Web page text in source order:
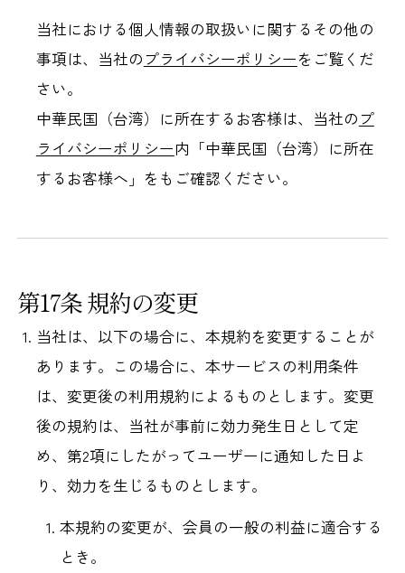
当社における個人情報の取扱いに関するその他の
事項は、当社の プライバシーポリシーをご覧くだ
さい。
中華民国（台湾）に所在するお客様は、当社の プ
ライバシーポリシー内「中華民国（台湾）に所在
するお客様へ」をもご確認ください。
第17条 規約の変更
当社は、以下の場合に、本規約を変更することが
あります。この場合に、本サービスの利用条件
は、変更後の利用規約によるものとします。変更
後の規約は、当社が事前に効力発生日として定
め、第2項にしたがってユーザーに通知した日よ
り、効力を生じるものとします。
本規約の変更が、会員の一般の利益に適合する
とき。